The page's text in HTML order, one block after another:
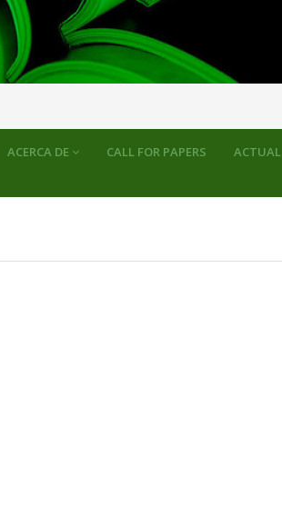
ACERCA DE CALL FOR PAPERS ACTUAL